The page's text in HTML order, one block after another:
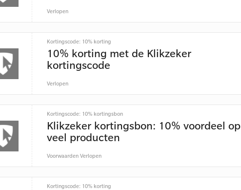
Verlopen
Kortingscode: 10% korting
10% korting met de Klikzeker
kortingscode
Verlopen
Kortingscode: 10% kortingsbon
Klikzeker kortingsbon: 10% voordeel op
veel producten
VoorwaardenVerlopen
Kortingscode: 10% korting